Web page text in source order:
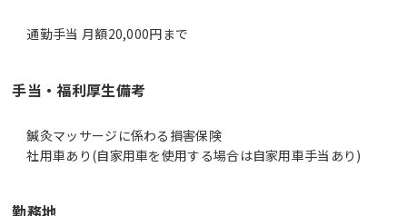
通勤手当 月額20,000円まで
手当・福利厚生備考
鍼灸マッサージに係わる損害保険
社用車あり(自家用車を使用する場合は自家用車手当あり)
勤務地